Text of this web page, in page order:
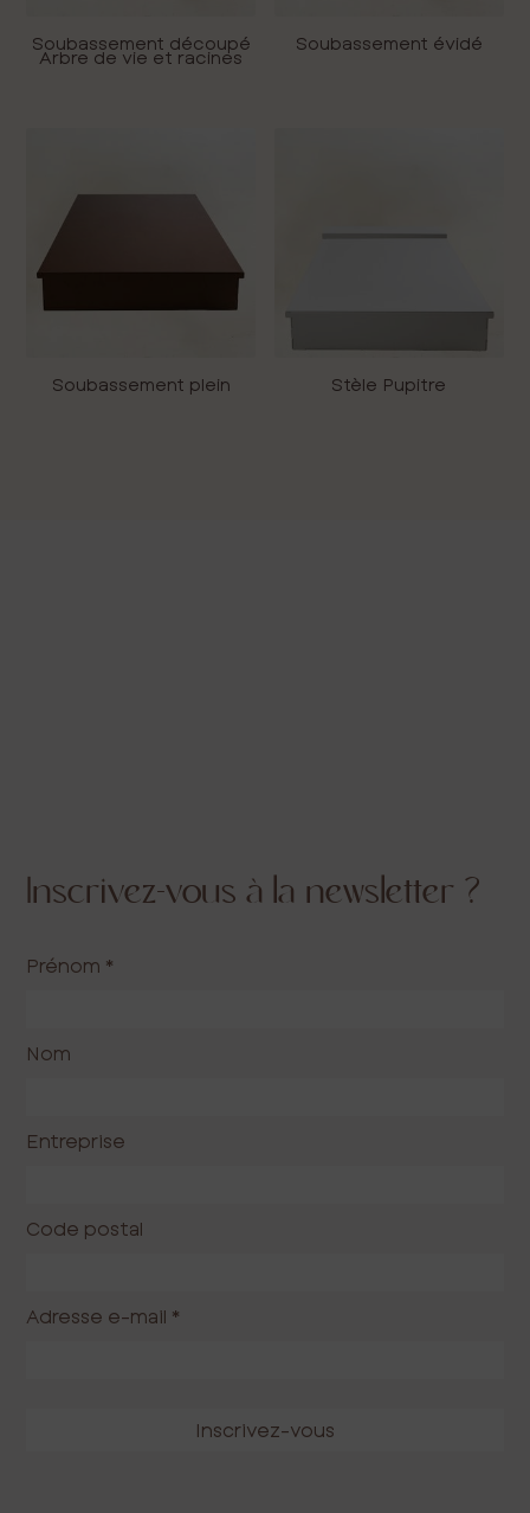
Soubassement découpé
Arbre de vie et racines
Soubassement évidé
Soubassement plein Stèle Pupitre
Inscrivez-vous à la newsletter ?
Prénom *
Nom
Entreprise
Code postal
Adresse e-mail *